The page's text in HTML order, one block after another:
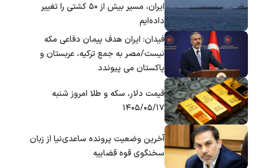
ایران، مسیر بیش از ۵۰ کشتی را تغییر
داده‌ایم
فیدان: ایران هدف پیمان دفاعی مکه
نیست/مصر به جمع ترکیه، عربستان و
پاکستان می پیوندد
قیمت دلار، سکه و طلا امروز شنبه
۱۴۰۵/۰۵/۱۷
آخرین وضعیت پرونده ساعدی‌نیا از زبان
سخنگوی قوه قضاییه